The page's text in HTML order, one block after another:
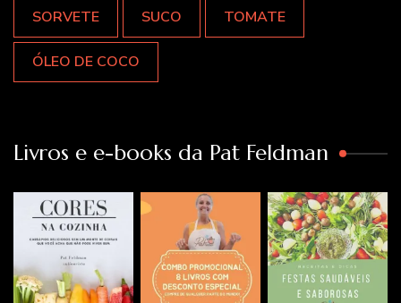
SORVETE SUCO TOMATE
ÓLEO DE COCO
Livros e e-books da Pat Feldman